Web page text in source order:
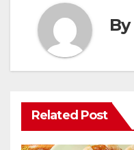
By
Related Post